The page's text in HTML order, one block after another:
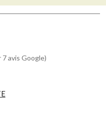
7 avis Google)